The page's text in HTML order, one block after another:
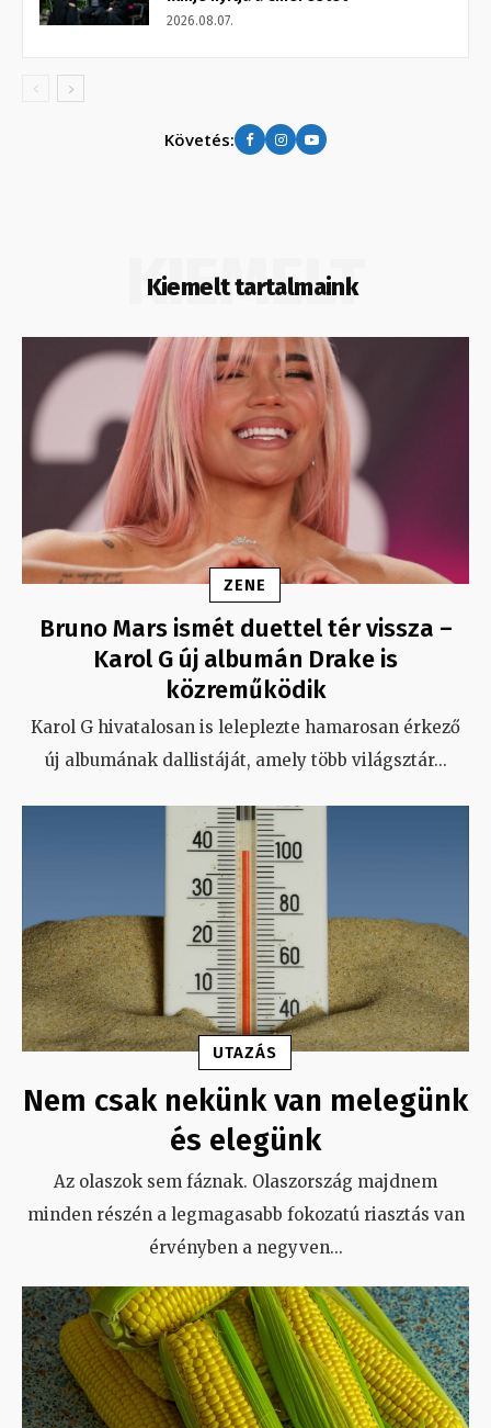
2026.08.07.
Követés:
Kiemelt tartalmaink
KIEMELT
ZENE
Bruno Mars ismét duettel tér vissza –
Karol G új albumán Drake is
közreműködik
Karol G hivatalosan is leleplezte hamarosan érkező
új albumának dallistáját, amely több világsztár...
UTAZÁS
Nem csak nekünk van melegünk
és elegünk
Az olaszok sem fáznak. Olaszország majdnem
minden részén a legmagasabb fokozatú riasztás van
érvényben a negyven...